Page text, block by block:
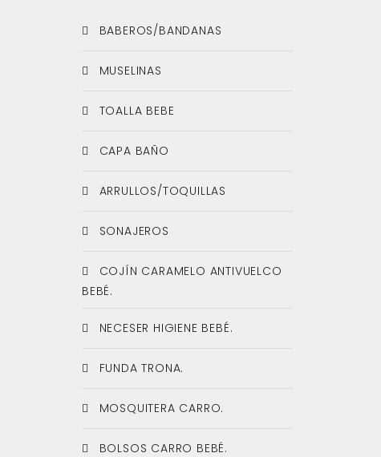
BABEROS/BANDANAS
MUSELINAS
TOALLA BEBE
CAPA BAÑO
ARRULLOS/TOQUILLAS
SONAJEROS
COJÍN CARAMELO ANTIVUELCO
BEBÉ.
NECESER HIGIENE BEBÉ.
FUNDA TRONA.
MOSQUITERA CARRO.
BOLSOS CARRO BEBÉ.